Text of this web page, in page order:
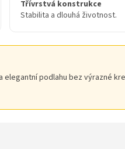
Třívrstvá konstrukce
Stabilita a dlouhá životnost.
podlahu bez výrazné